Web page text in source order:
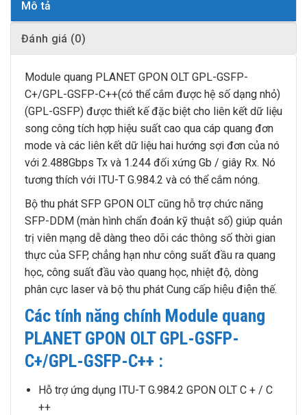
Mô tả
Đánh giá (0)
Module quang PLANET GPON OLT GPL-GSFP-
C+/GPL-GSFP-C++(có thể cắm được hệ số dạng nhỏ)
(GPL-GSFP) được thiết kế đặc biệt cho liên kết dữ liệu
song công tích hợp hiệu suất cao qua cáp quang đơn
mode và các liên kết dữ liệu hai hướng sợi đơn của nó
với 2.488Gbps Tx và 1.244 đối xứng Gb / giây Rx. Nó
tương thích với ITU-T G.984.2 và có thể cắm nóng.
Bộ thu phát SFP GPON OLT cũng hỗ trợ chức năng
SFP-DDM (màn hình chẩn đoán kỹ thuật số) giúp quản
trị viên mạng dễ dàng theo dõi các thông số thời gian
thực của SFP, chẳng hạn như công suất đầu ra quang
học, công suất đầu vào quang học, nhiệt độ, dòng
phân cực laser và bộ thu phát Cung cấp hiệu điện thế.
Các tính năng chính Module quang
PLANET GPON OLT GPL-GSFP-
C+/GPL-GSFP-C++ :
Hỗ trợ ứng dụng ITU-T G.984.2 GPON OLT C + / C
++